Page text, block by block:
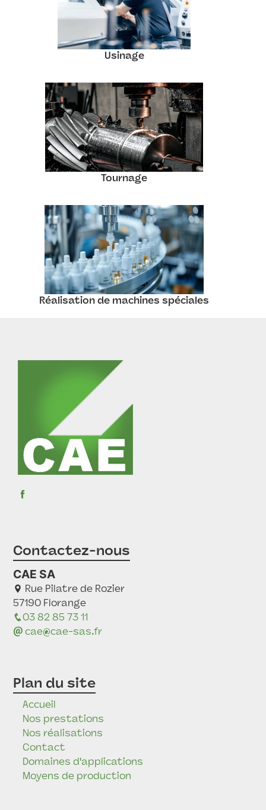
Usinage
Tournage
Réalisation de machines spéciales
Contactez-nous
CAE SA
Rue Pilatre de Rozier
57190 Florange
03 82 85 73 11
cae@cae-sas.fr
Plan du site
Accueil
Nos prestations
Nos réalisations
Contact
Domaines d'applications
Moyens de production